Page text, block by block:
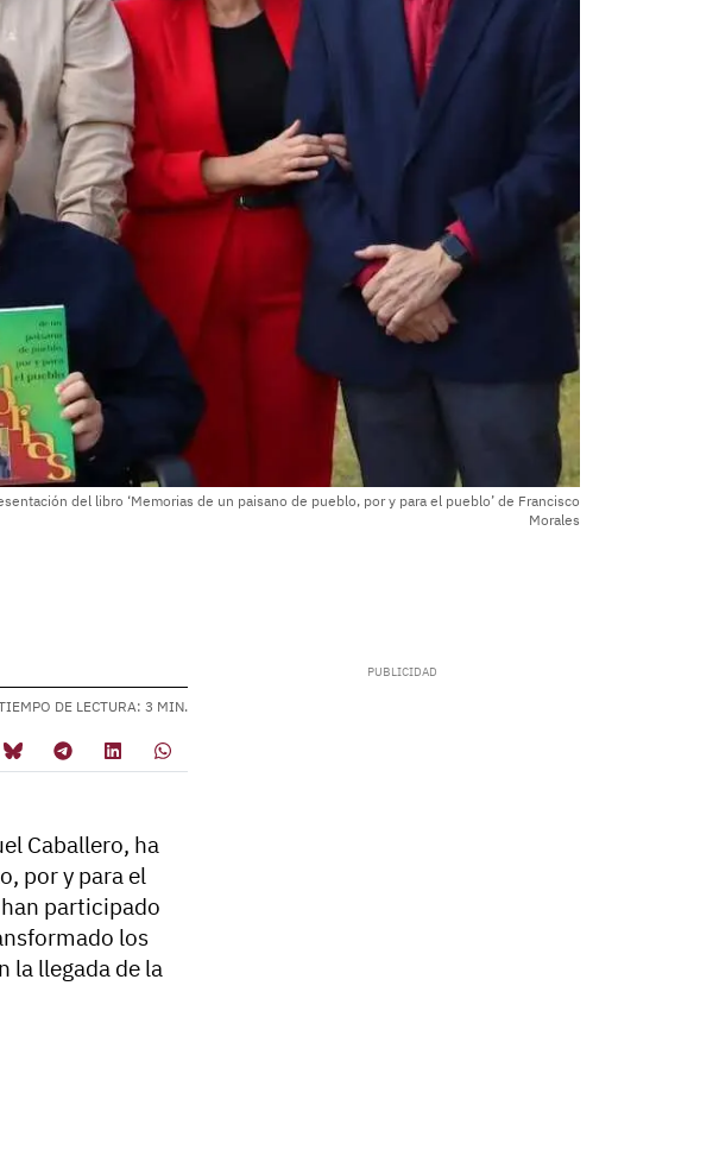
del libro ‘Memorias de un paisano de pueblo, por y para el pueblo’ de Francisco
Morales
DE LECTURA: 3 MIN.
Caballero, ha
por y para el
participado
los
la llegada de la